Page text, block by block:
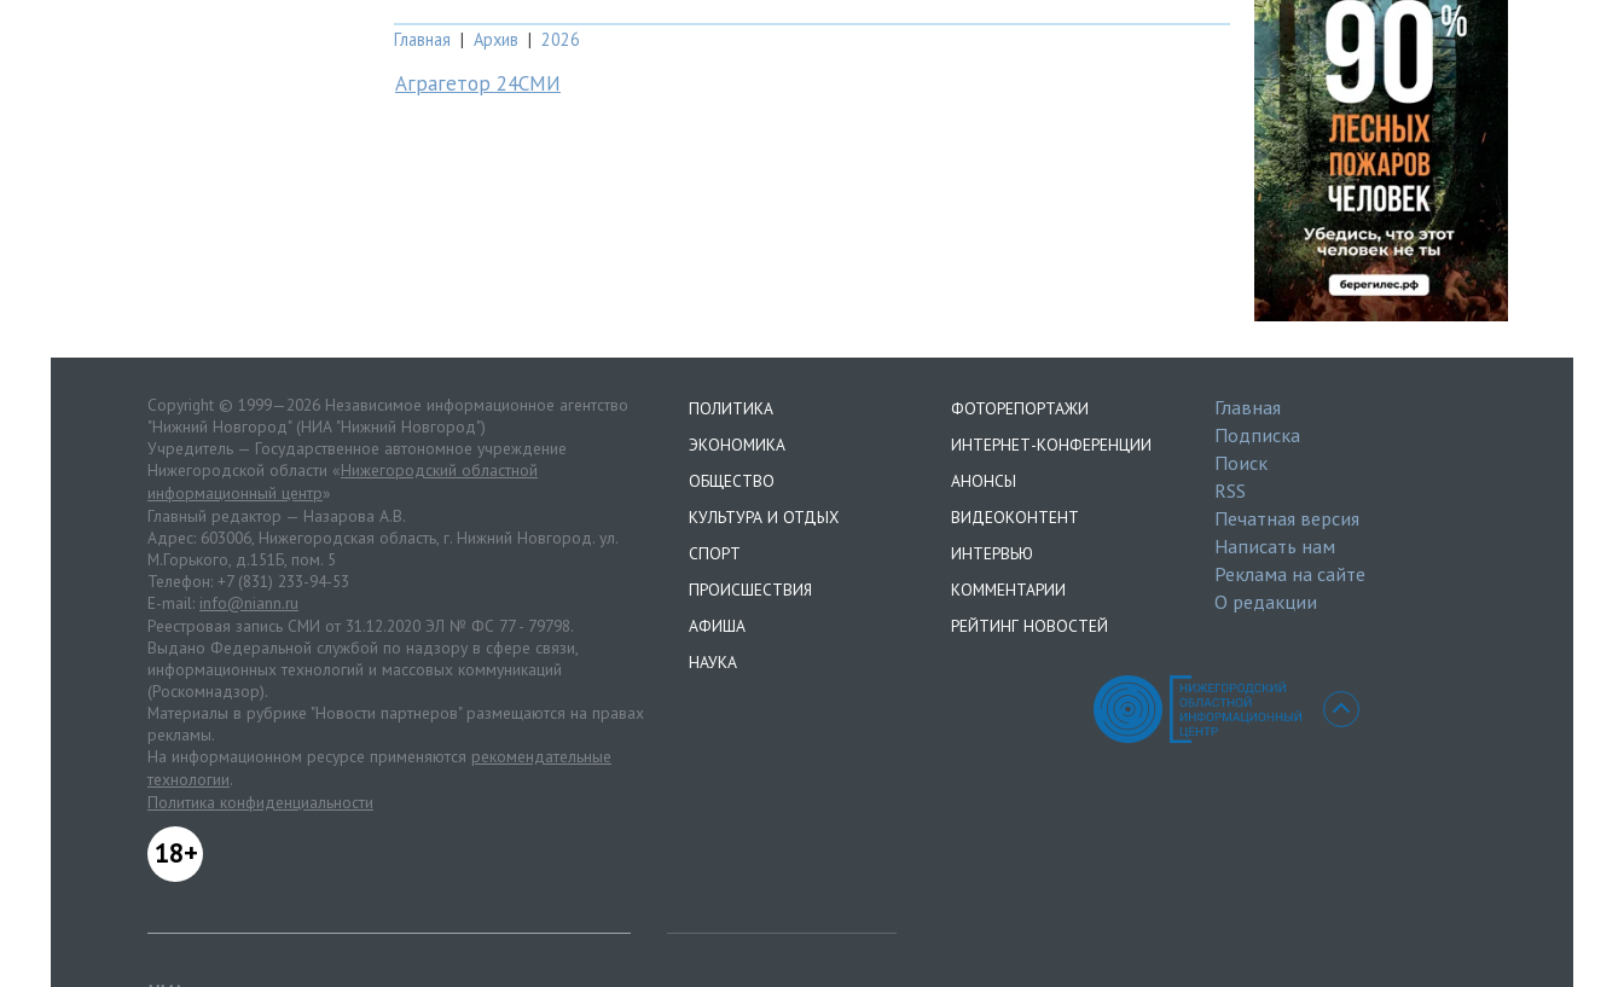
Главная | Архив | 2026
Аграгетор 24СМИ
Copyright © 1999—2026 Независимое информационное агентство
"Нижний Новгород" (НИА "Нижний Новгород")
Учредитель — Государственное автономное учреждение
Нижегородской области «Нижегородский областной
информационный центр»
Главный редактор — Назарова А.В.
Адрес: 603006, Нижегородская область, г. Нижний Новгород. ул.
М.Горького, д.151Б, пом. 5
Телефон: +7 (831) 233-94-53
E-mail: info@niann.ru
Реестровая запись СМИ от 31.12.2020 ЭЛ № ФС 77 - 79798.
Выдано Федеральной службой по надзору в сфере связи,
информационных технологий и массовых коммуникаций
(Роскомнадзор).
Материалы в рубрике "Новости партнеров" размещаются на правах
рекламы.
На информационном ресурсе применяются рекомендательные
технологии.
Политика конфиденциальности
18+
ПОЛИТИКА
ЭКОНОМИКА
ОБЩЕСТВО
КУЛЬТУРА И ОТДЫХ
СПОРТ
ПРОИСШЕСТВИЯ
АФИША
НАУКА
ФОТОРЕПОРТАЖИ
ИНТЕРНЕТ-КОНФЕРЕНЦИИ
АНОНСЫ
ВИДЕОКОНТЕНТ
ИНТЕРВЬЮ
КОММЕНТАРИИ
РЕЙТИНГ НОВОСТЕЙ
Главная
Подписка
Поиск
RSS
Печатная версия
Написать нам
Реклама на сайте
О редакции